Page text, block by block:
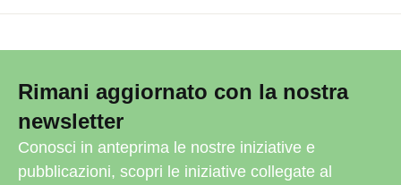
Rimani aggiornato con la nostra
newsletter
Conosci in anteprima le nostre iniziative e
pubblicazioni, scopri le iniziative collegate al